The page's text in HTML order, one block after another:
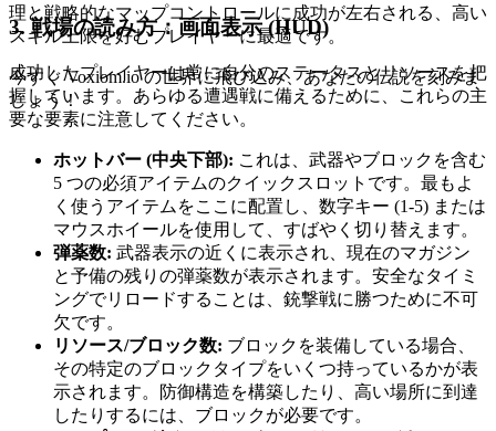
理と戦略的なマップコントロールに成功が左右される、高い
スキル上限を好むプレイヤーに最適です。
今すぐ Voxiom.io の世界に飛び込み、あなたの伝説を刻みま
しょう！
3. 戦場の読み方：画面表示 (HUD)
成功したプレイヤーは常に自分のステータスとリソースを把
握しています。あらゆる遭遇戦に備えるために、これらの主
要な要素に注意してください。
ホットバー (中央下部): これは、武器やブロックを含む
5 つの必須アイテムのクイックスロットです。最もよ
く使うアイテムをここに配置し、数字キー (1-5) または
マウスホイールを使用して、すばやく切り替えます。
弾薬数: 武器表示の近くに表示され、現在のマガジン
と予備の残りの弾薬数が表示されます。安全なタイミ
ングでリロードすることは、銃撃戦に勝つために不可
欠です。
リソース/ブロック数: ブロックを装備している場合、
その特定のブロックタイプをいくつ持っているかが表
示されます。防御構造を構築したり、高い場所に到達
したりするには、ブロックが必要です。